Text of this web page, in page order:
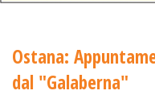
Ostana:
dal "Galaberna"